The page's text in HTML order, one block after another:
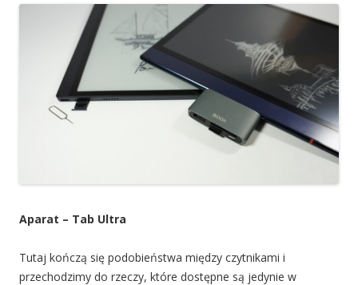
Aparat – Tab Ultra
Tutaj kończą się podobieństwa między czytnikami i
przechodzimy do rzeczy, które dostępne są jedynie w